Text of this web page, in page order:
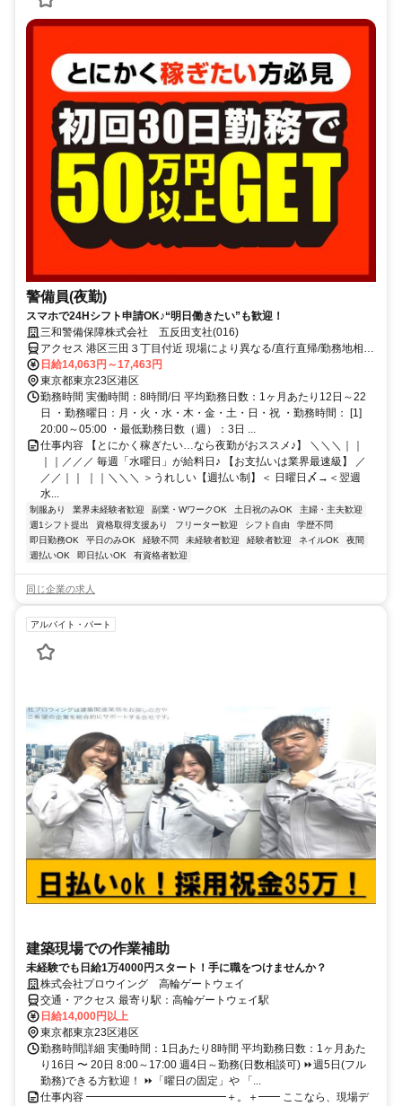
警備員(夜勤)
スマホで24Hシフト申請OK♪“明日働きたい”も歓迎！
三和警備保障株式会社 五反田支社(016)
アクセス 港区三田３丁目付近 現場により異なる/直行直帰/勤務地相談
可 ■電話面接■来社不要■即日勤務
日給14,063円～17,463円
東京都東京23区港区
勤務時間 実働時間：8時間/日 平均勤務日数：1ヶ月あたり12日～22
日 ・勤務曜日：月・火・水・木・金・土・日・祝 ・勤務時間： [1]
20:00～05:00 ・最低勤務日数（週）：3日 ...
仕事内容 【とにかく稼ぎたい…なら夜勤がおススメ♪】 ＼＼＼｜｜
｜｜／／／ 毎週「水曜日」が給料日♪ 【お支払いは業界最速級】 ／
／／｜｜ ｜｜＼＼＼ ＞うれしい【週払い制】＜ 日曜日〆→＜翌週
水...
制服あり 業界未経験者歓迎 副業・WワークOK 土日祝のみOK
主婦・主夫歓迎
週1シフト提出
資格取得支援あり フリーター歓迎 シフト自由
学歴不問
即日勤務OK
平日のみOK 経験不問 未経験者歓迎 経験者歓迎 ネイルOK
夜間
週払いOK
即日払いOK 有資格者歓迎
同じ企業の求人
アルバイト・パート
建築現場での作業補助
未経験でも日給1万4000円スタート！手に職をつけませんか？
株式会社プロウイング 高輪ゲートウェイ
交通・アクセス 最寄り駅：高輪ゲートウェイ駅
日給14,000円以上
東京都東京23区港区
勤務時間詳細 実働時間：1日あたり8時間 平均勤務日数：1ヶ月あた
り16日 〜 20日 8:00～17:00 週4日～勤務(日数相談可) ⏩週5日(フル
勤務)できる方歓迎！ ⏩「曜日の固定」や 「...
仕事内容 ━━━━━━━━━━━━━＋。＋━━ ここなら、現場デ